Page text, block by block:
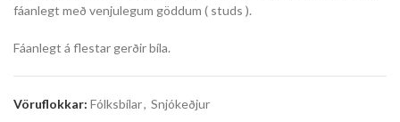
fáanlegt með venjulegum göddum ( studs ).
Fáanlegt á flestar gerðir bíla.
Vöruflokkar: Fólksbílar, Snjókeðjur